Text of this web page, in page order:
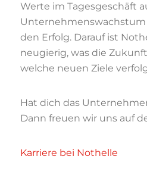
Werte im Tagesgeschäft
den Erfolg. Darauf ist
neugierig, was die
welche neuen Ziele
Hat dich das
Dann freuen wir uns auf
Karriere bei Nothelle